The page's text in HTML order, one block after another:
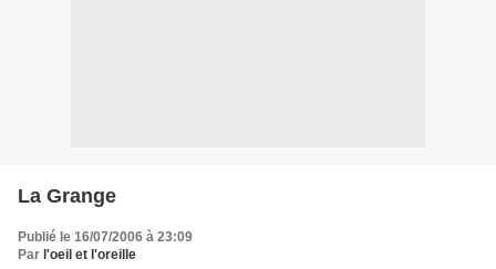
La Grange
Publié le 16/07/2006 à 23:09
Par l'oeil et l'oreille